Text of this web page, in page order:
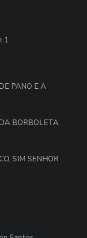
1
PANO E A
BORBOLETA
SIM SENHOR